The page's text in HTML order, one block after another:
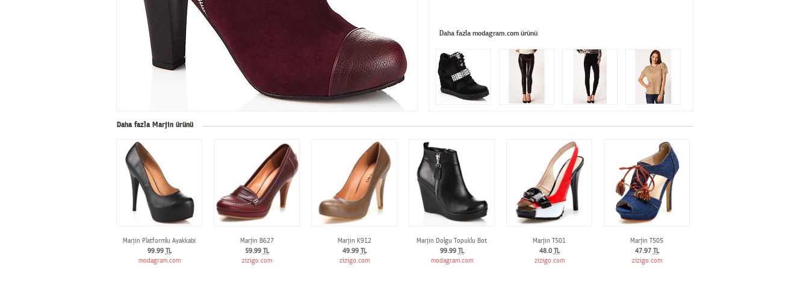
Daha fazla modagram.com ürünü
Daha fazla Marjin ürünü
Marjin Platformlu Ayakkabı
99.99 TL
modagram.com
Marjin B627
59.99 TL
zizigo.com
Marjin K912
49.99 TL
zizigo.com
Marjin Dolgu Topuklu Bot
99.99 TL
modagram.com
Marjin T501
48.0 TL
zizigo.com
Marjin T505
47.97 TL
zizigo.com